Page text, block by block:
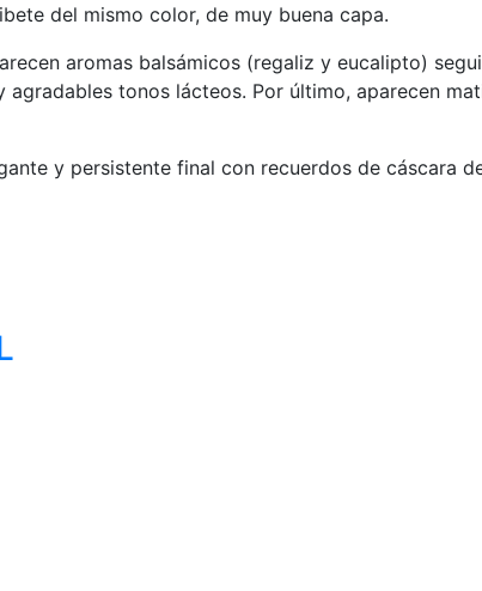
del mismo color, de muy buena capa.
aromas balsámicos (regaliz y eucalipto)
tonos lácteos. Por último, aparecen
y persistente final con recuerdos de cáscara